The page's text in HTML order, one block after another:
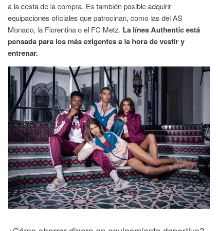
a la cesta de la compra. Es también posible adquirir
equipaciones oficiales que patrocinan, como las del AS
Monaco, la Fiorentina o el FC Metz. La línea Authentic está
pensada para los más exigentes a la hora de vestir y
entrenar.